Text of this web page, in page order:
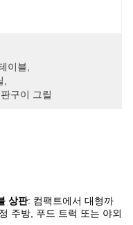
이블
구이 그릴
상판: 컴팩트에서 대형까
주방, 푸드 트럭 또는 야외